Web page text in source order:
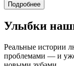
Подробнее
Улыбки
Реальные истории
проблемами — и